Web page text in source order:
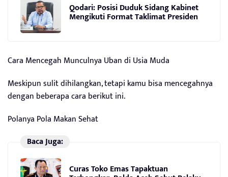
Qodari: Posisi Duduk Sidang Kabinet
Mengikuti Format Taklimat Presiden
Cara Mencegah Munculnya Uban di Usia Muda
Meskipun sulit dihilangkan, tetapi kamu bisa mencegahnya
dengan beberapa cara berikut ini.
Polanya Pola Makan Sehat
Baca Juga:
Curas Toko Emas Tapaktuan